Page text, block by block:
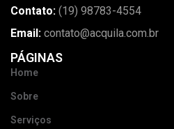
Contato: (19) 98783-4554
Email: contato@acquila.com.br
PÁGINAS
Home
Sobre
Serviços